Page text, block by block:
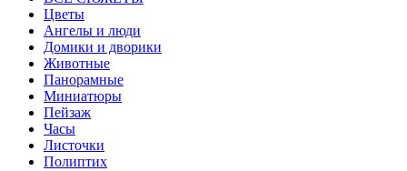
Цветы
Ангелы и люди
Домики и дворики
Животные
Панорамные
Миниатюры
Пейзаж
Часы
Листочки
Полиптих